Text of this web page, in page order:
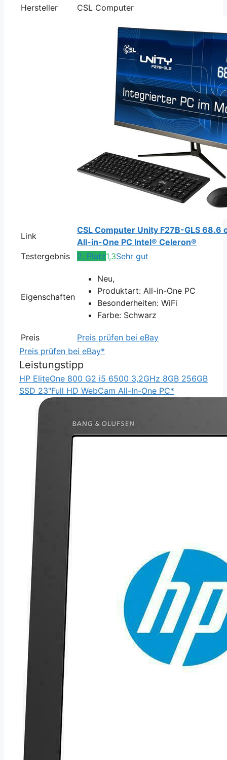
Hersteller CSL Computer
Link
CSL Computer Unity F27B-GLS 68.6
All-in-One PC Intel® Celeron®
Testergebnis
2. Platz1,3Sehr gut
Eigenschaften
Neu,
Produktart: All-in-One PC
Besonderheiten: WiFi
Farbe: Schwarz
Preis
Preis prüfen bei eBay
Preis prüfen bei eBay*
Leistungstipp
HP EliteOne 800 G2 i5 6500 3,2GHz 8GB 256GB
SSD 23"Full HD WebCam All-In-One PC*